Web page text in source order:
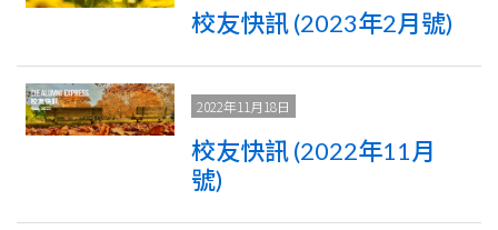
校友快訊 (2023年2月號)
2022年11月18日
校友快訊 (2022年11月
號)